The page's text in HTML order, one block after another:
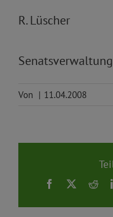
R. Lüscher
Von | 11.04.2008
Facebook
X